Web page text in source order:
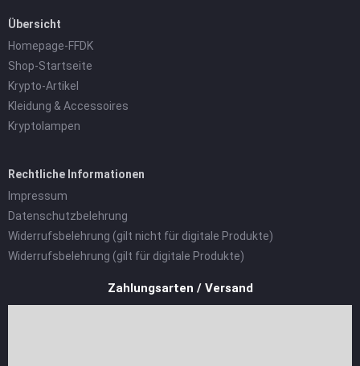
Übersicht
Homepage-FFDK
Shop-Startseite
Krypto-Artikel
Kleidung & Accessoires
Kryptolampen
Rechtliche Informationen
Impressum
Datenschutzbelehrung
Widerrufsbelehrung (gilt nicht für digitale Produkte)
Widerrufsbelehrung (gilt für digitale Produkte)
Zahlungsarten / Versand